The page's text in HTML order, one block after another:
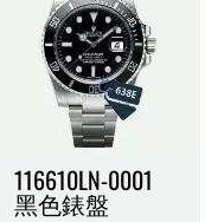
116610LN-0001
黑色錶盤